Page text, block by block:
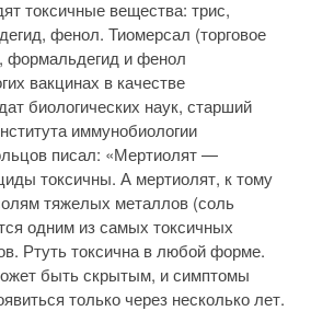
токсичные вещества: трис,
фенол. Тиомерсал (торговое
формальдегид и фенол
вакцинах в качестве
биологических наук, старший
иммунобиологии
писал: «Мертиолят —
токсичны. А мертиолят, к тому
тяжелых металлов (соль
одним из самых токсичных
Ртуть токсична в любой форме.
быть скрытым, и симптомы
только через несколько лет.